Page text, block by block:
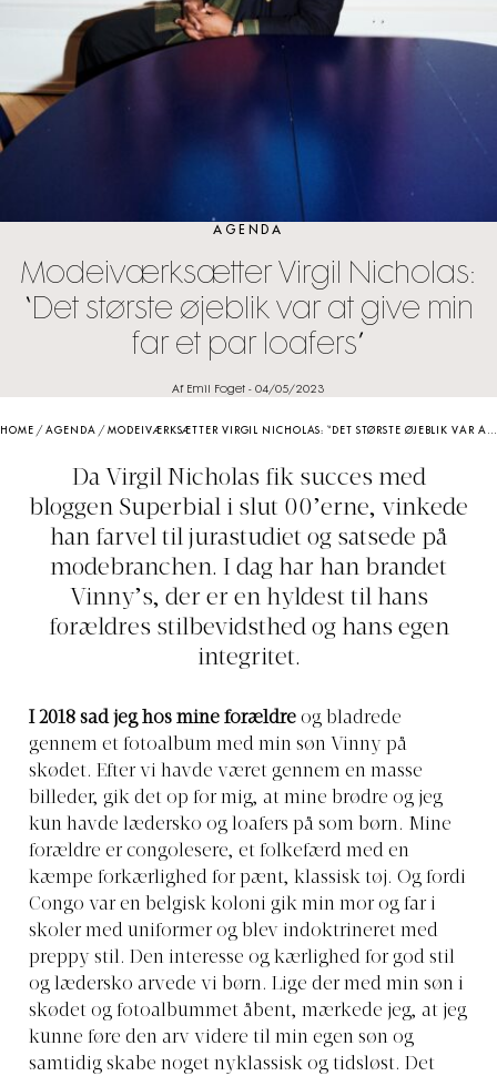
AGENDA
Modeiværksætter Virgil Nicholas:
“Det største øjeblik var at give min
far et par loafers”
Af Emil Foget - 04/05/2023
HOME /AGENDA /MODEIVÆRKSÆTTER VIRGIL NICHOLAS: “DET STØRSTE ØJEBLIK VAR AT GIVE MIN FAR ET PAR LOAFERS”
Da Virgil Nicholas fik succes med
bloggen Superbial i slut 00’erne, vinkede
han farvel til jurastudiet og satsede på
modebranchen. I dag har han brandet
Vinny’s, der er en hyldest til hans
forældres stilbevidsthed og hans egen
integritet.
I 2018 sad jeg hos mine forældre og bladrede
gennem et fotoalbum med min søn Vinny på
skødet. Efter vi havde været gennem en masse
billeder, gik det op for mig, at mine brødre og jeg
kun havde lædersko og loafers på som børn. Mine
forældre er congolesere, et folkefærd med en
kæmpe forkærlighed for pænt, klassisk tøj. Og fordi
Congo var en belgisk koloni gik min mor og far i
skoler med uniformer og blev indoktrineret med
preppy stil. Den interesse og kærlighed for god stil
og lædersko arvede vi børn. Lige der med min søn i
skødet og fotoalbummet åbent, mærkede jeg, at jeg
kunne føre den arv videre til min egen søn og
samtidig skabe noget nyklassisk og tidsløst. Det